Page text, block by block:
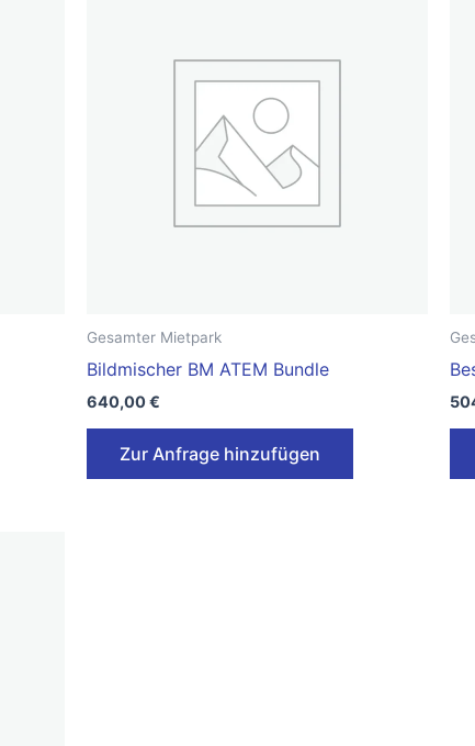
Gesamter Mietpark
Bildmischer BM ATEM Bundle
640,00€
Zur Anfrage hinzufügen